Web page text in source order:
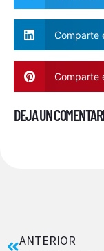
Comparte
Comparte
DEJA UN
ANTERIOR